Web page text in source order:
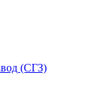
(СГЗ)